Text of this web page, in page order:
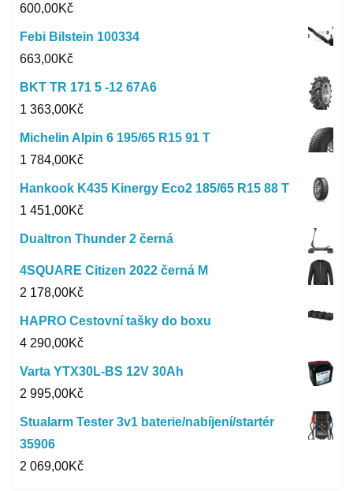
600,00Kč
Febi Bilstein 100334
663,00Kč
BKT TR 171 5 -12 67A6
1 363,00Kč
Michelin Alpin 6 195/65 R15 91 T
1 784,00Kč
Hankook K435 Kinergy Eco2 185/65 R15 88 T
1 451,00Kč
Dualtron Thunder 2 černá
4SQUARE Citizen 2022 černá M
2 178,00Kč
HAPRO Cestovní tašky do boxu
4 290,00Kč
Varta YTX30L-BS 12V 30Ah
2 995,00Kč
Stualarm Tester 3v1 baterie/nabíjení/startér
35906
2 069,00Kč